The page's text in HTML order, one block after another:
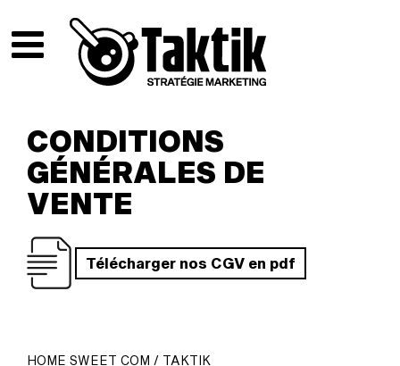
CONDITIONS
GÉNÉRALES DE
VENTE
Télécharger nos CGV en pdf
HOME SWEET COM / TAKTIK